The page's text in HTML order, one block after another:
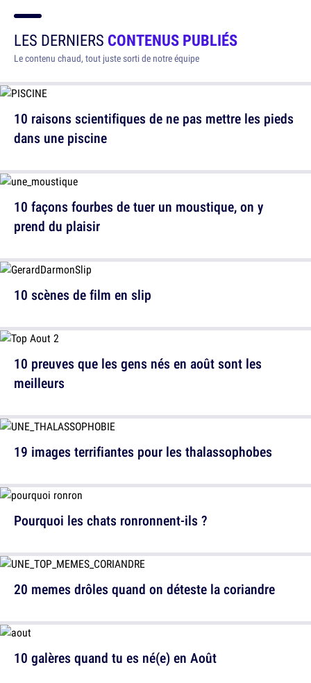
LES DERNIERS CONTENUS PUBLIÉS
Le contenu chaud, tout juste sorti de notre équipe
10 raisons scientifiques de ne pas mettre les pieds
dans une piscine
10 scènes de film en slip
19 images terrifiantes pour les thalassophobes
20 memes drôles quand on déteste la coriandre
10 façons fourbes de tuer un moustique, on y
prend du plaisir
10 preuves que les gens nés en août sont les
meilleurs
Pourquoi les chats ronronnent-ils ?
10 galères quand tu es né(e) en Août